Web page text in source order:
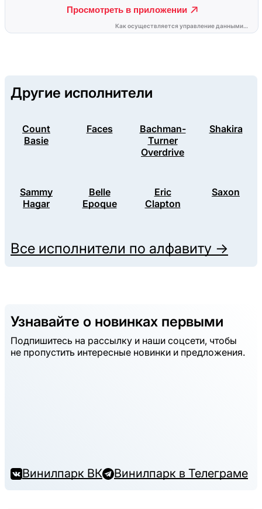
Другие исполнители
Count
Basie
Faces
Bachman-
Turner
Overdrive
Shakira
Sammy
Hagar
Belle
Epoque
Eric
Clapton
Saxon
Все исполнители по алфавиту →
Узнавайте о новинках первыми
Подпишитесь на рассылку и наши соцсети, чтобы
не пропустить интересные новинки и предложения.
Винилпарк ВК Винилпарк в Телеграме